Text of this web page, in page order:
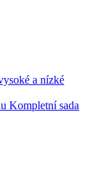
a nízké
Kompletní sada